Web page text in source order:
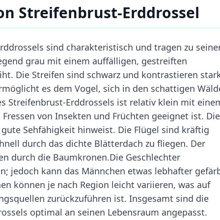
Streifenbrust-Erddrossel
sind charakteristisch und tragen zu
grau mit einem auffälligen, gestreiften
Die Streifen sind schwarz und kontrastieren
es dem Vogel, sich in den schattigen
Streifenbrust-Erddrossels ist relativ klein mit
von Insekten und Früchten geeignet ist. Die
Sehfähigkeit hinweist. Die Flügel sind kräftig
durch das dichte Blätterdach zu fliegen. Der
durch die Baumkronen.Die Geschlechter
jedoch kann das Männchen etwas lebhafter
können je nach Region leicht variieren, was auf
zurückzuführen ist. Insgesamt sind die
optimal an seinen Lebensraum angepasst.